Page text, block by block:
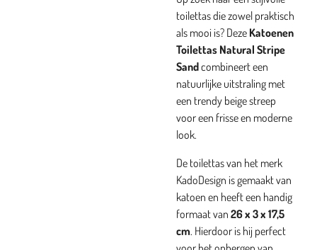
toilettas die zowel praktisch
als mooi is? Deze Katoenen
Toilettas Natural Stripe
Sandcombineert een
natuurlijke uitstraling met
een trendy beige streep
voor een frisse en moderne
look.
De toilettas van het merk
KadoDesign is gemaakt van
katoen en heeft een handig
formaat van 26 x 3 x 17,5
cm. Hierdoor is hij perfect